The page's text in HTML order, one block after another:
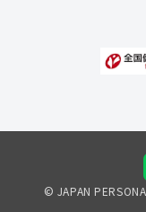
© JAPAN